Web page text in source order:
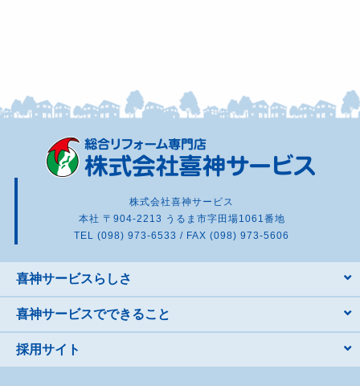
株式会社喜神サービス
本社 〒904-2213 うるま市字田場1061番地
TEL (098) 973-6533 / FAX (098) 973-5606
喜神サービスらしさ
喜神サービスでできること
採用サイト